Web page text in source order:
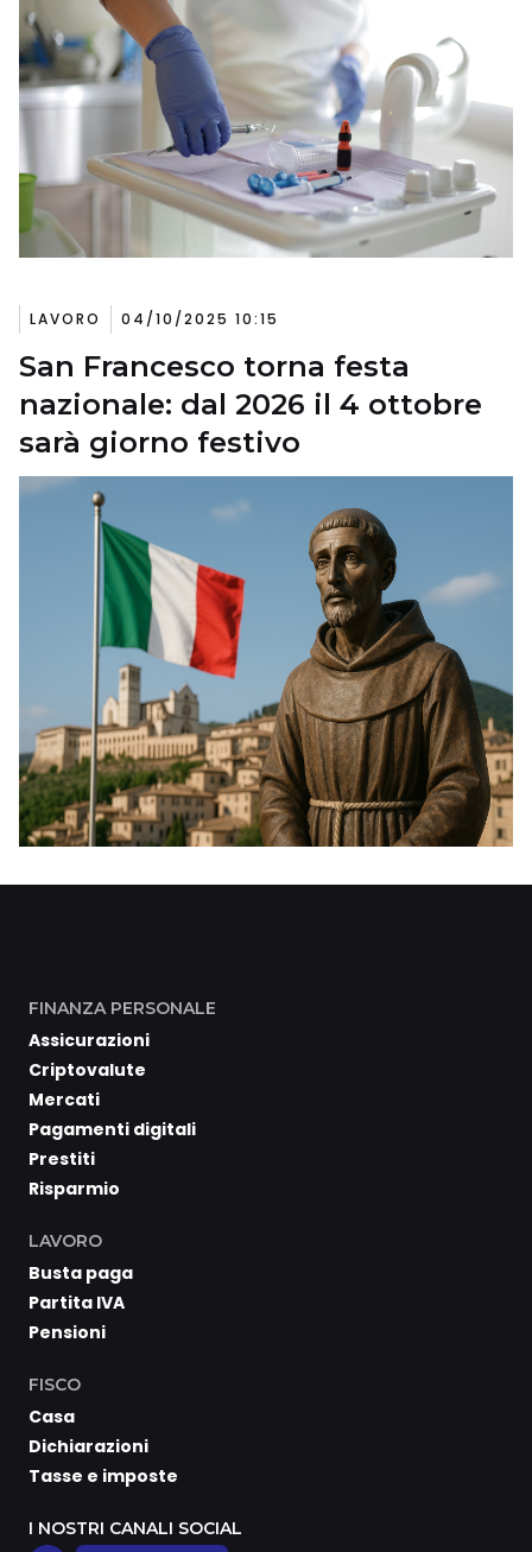
LAVORO 04/10/2025 10:15
San Francesco torna festa
nazionale: dal 2026 il 4 ottobre
sarà giorno festivo
FINANZA PERSONALE
Assicurazioni
Criptovalute
Mercati
Pagamenti digitali
Prestiti
Risparmio
LAVORO
Busta paga
Partita IVA
Pensioni
FISCO
Casa
Dichiarazioni
Tasse e imposte
I NOSTRI CANALI SOCIAL